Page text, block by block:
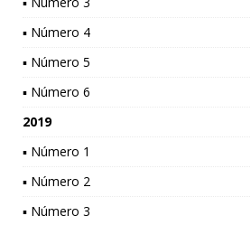
▪ Número 4
▪ Número 5
▪ Número 6
2019
▪ Número 1
▪ Número 2
▪ Número 3